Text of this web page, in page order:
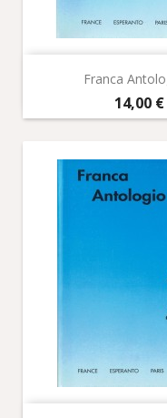
Franca
Prix
14,00 €